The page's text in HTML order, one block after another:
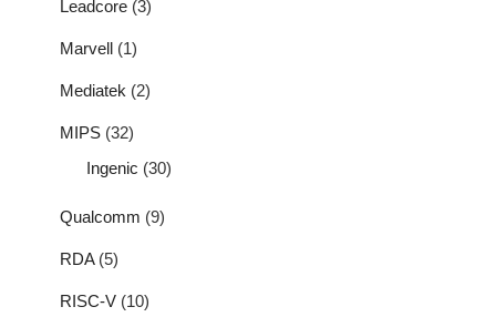
Leadcore (3)
Marvell (1)
Mediatek (2)
MIPS (32)
Ingenic (30)
Qualcomm (9)
RDA(5)
RISC-V (10)